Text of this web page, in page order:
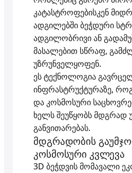
კატასტროფებისკენ
ადგილებში ბეჭდური
ადგილობრივი ან
მასალებით სწრაფ,
უზრუნველყოფენ.
ეს ტექნოლოგია
ინფრასტრუქტურაზე,
და კოსმოსური
ხელს შეუწყობს მდგრად
განვითარებას.
მდგრადობის
კოსმოსური კვლევა
3D ბეჭდვის მომავალი